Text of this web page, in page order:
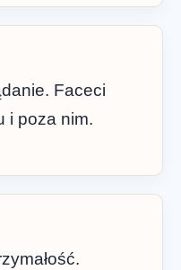
Faceci
i poza nim.